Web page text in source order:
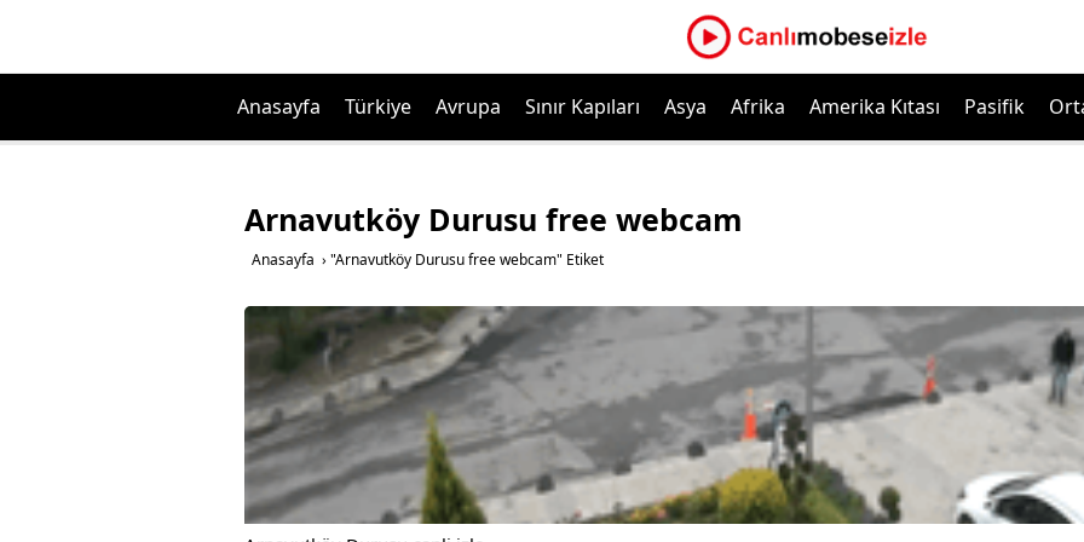
Anasayfa Türkiye Avrupa Sınır Kapıları Asya Afrika Amerika Kıtası Pasifik
Arnavutköy Durusu free webcam
Anasayfa › "Arnavutköy Durusu free webcam" Etiket